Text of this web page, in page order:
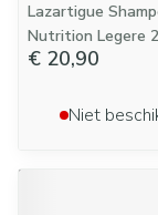
Lazartigue
Nutrition Legere
€ 20,90
Niet